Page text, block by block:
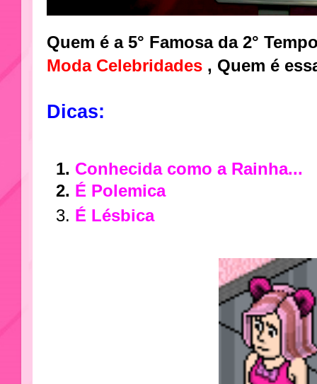
Quem é a 5° Famosa da 2°
Moda Celebridades , Quem é
Dicas:
Conhecida como a Rainha...
É Polemica
É Lésbica